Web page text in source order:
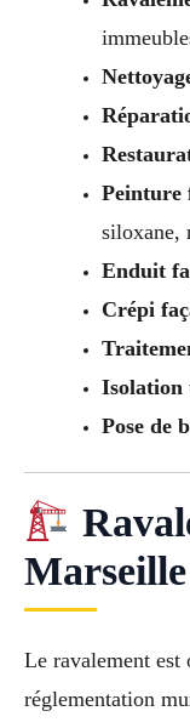
Peinture
siloxane,
Enduit
Crépi
Isolation
Pose de
Le ravalement est
réglementation